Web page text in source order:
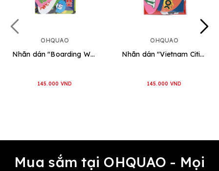
OHQUAO
Nhãn dán "Boarding World"
145.000 VND
OHQUAO
Nhãn dán "Vietnam Cities"
145.000 VND
Mua sắm tại OHQUAO - Mọi